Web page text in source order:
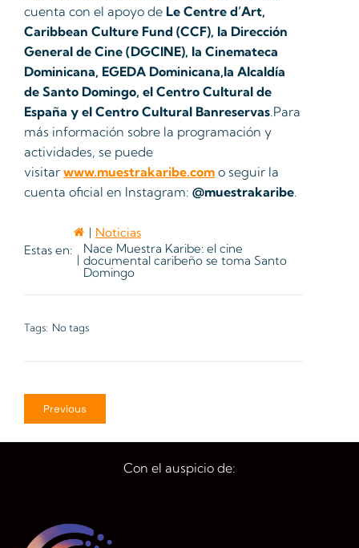
cuenta con el apoyo de Le Centre d’Art,
Caribbean Culture Fund (CCF), la Dirección
General de Cine (DGCINE), la Cinemateca
Dominicana, EGEDA Dominicana,la Alcaldía
de Santo Domingo, el Centro Cultural de
España y el Centro Cultural Banreservas .Para
más información sobre la programación y
actividades, se puede
visitar www.muestrakaribe.com o seguir la
cuenta oficial en Instagram: @muestrakaribe
Estas en:
Noticias
Nace Muestra Karibe: el cine
documental caribeño se toma Santo
Domingo
Tags: No tags
Previous
Con el auspicio de: